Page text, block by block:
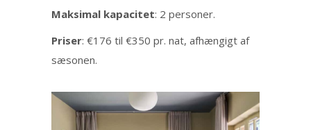
Maksimal kapacitet: 2 personer.
Priser: €176 til €350 pr. nat, afhængigt af
sæsonen.